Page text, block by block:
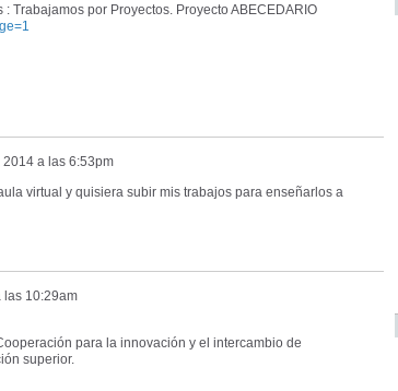
: Trabajamos por Proyectos. Proyecto ABECEDARIO
2014 a las 6:53pm
virtual y quisiera subir mis trabajos para enseñarlos a
las 10:29am
para la innovación y el intercambio de
superior.